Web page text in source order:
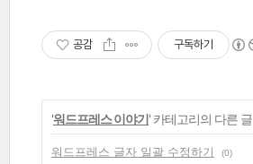
공감 구독하기
'워드프레스 이야기' 카테고리의 다른 글
워드프레스 글자 일괄 수정하기 (0)